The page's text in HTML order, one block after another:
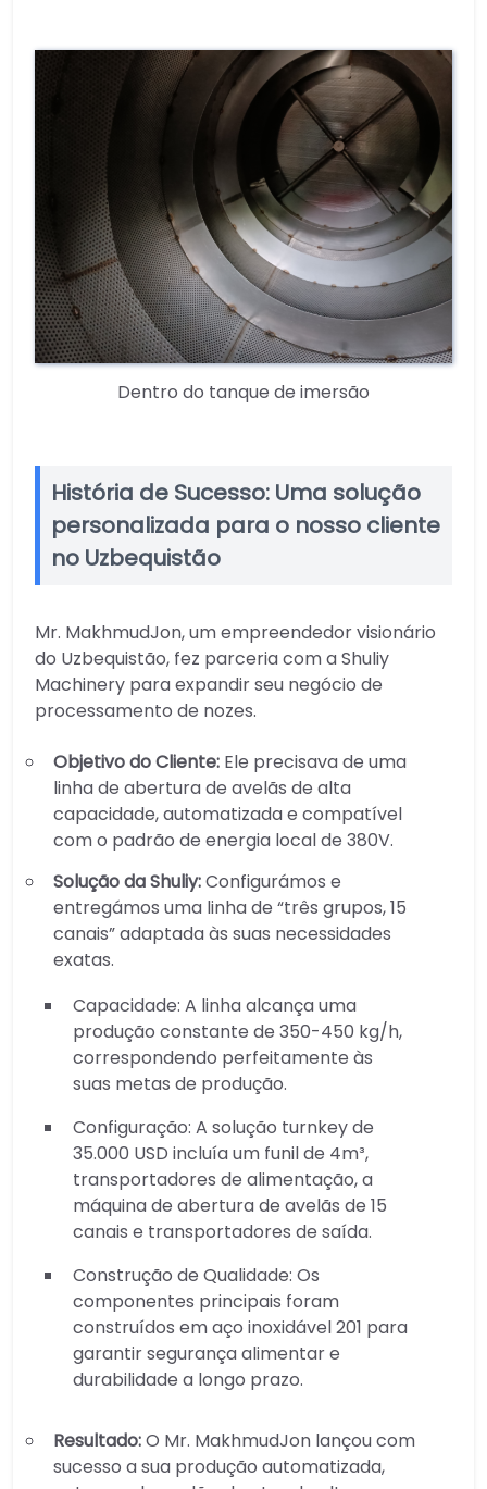
Dentro do tanque de imersão
História de Sucesso: Uma solução
personalizada para o nosso cliente
no Uzbequistão
Mr. MakhmudJon, um empreendedor visionário
do Uzbequistão, fez parceria com a Shuliy
Machinery para expandir seu negócio de
processamento de nozes.
Objetivo do Cliente: Ele precisava de uma
linha de abertura de avelãs de alta
capacidade, automatizada e compatível
com o padrão de energia local de 380V.
Solução da Shuliy:Configurámos e
entregámos uma linha de “três grupos, 15
canais” adaptada às suas necessidades
exatas.
Capacidade: A linha alcança uma
produção constante de 350-450 kg/h,
correspondendo perfeitamente às
suas metas de produção.
Configuração: A solução turnkey de
35.000 USD incluía um funil de 4m³,
transportadores de alimentação, a
máquina de abertura de avelãs de 15
canais e transportadores de saída.
Construção de Qualidade: Os
componentes principais foram
construídos em aço inoxidável 201 para
garantir segurança alimentar e
durabilidade a longo prazo.
Resultado:O Mr. MakhmudJon lançou com
sucesso a sua produção automatizada,